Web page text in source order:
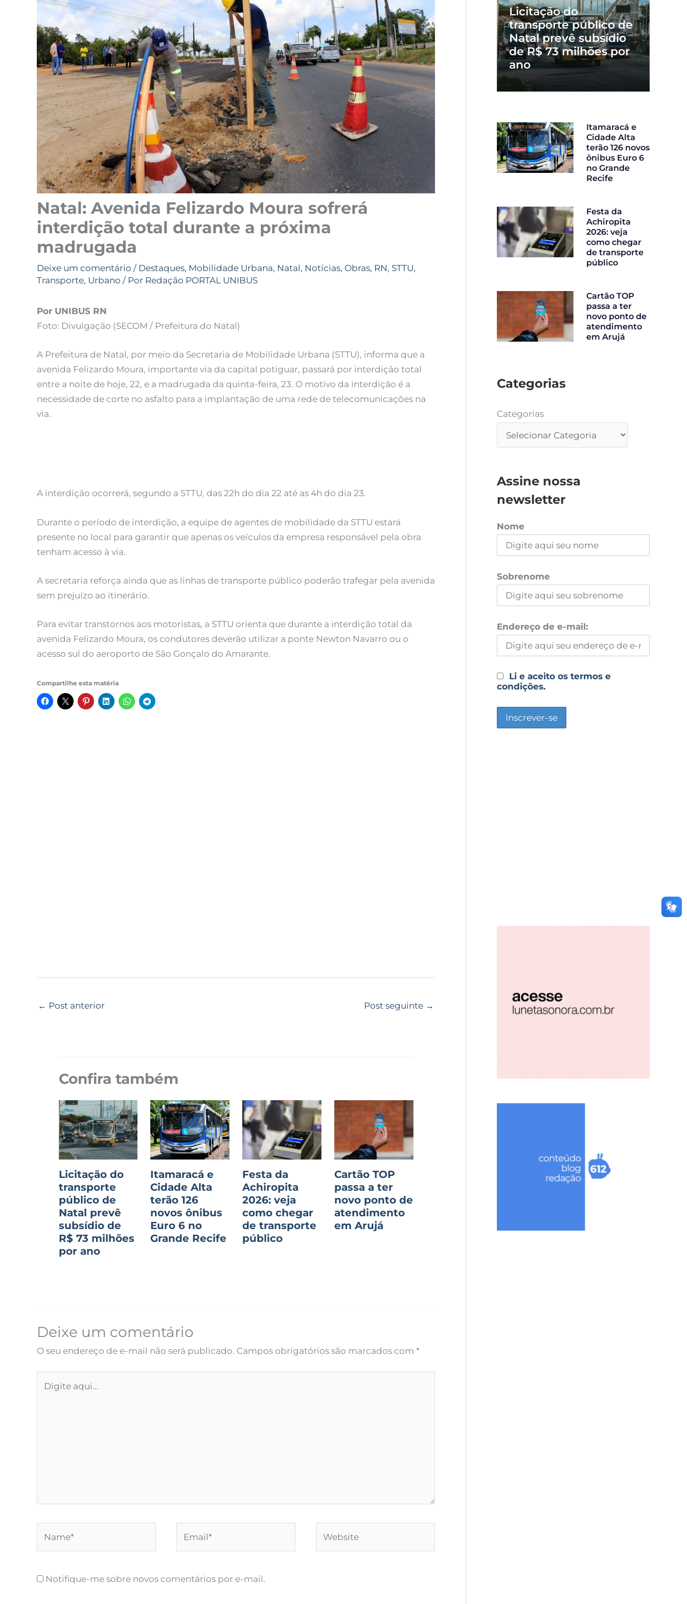
Natal: Avenida Felizardo Moura sofrerá
interdição total durante a próxima
madrugada
Deixe um comentário / Destaques, Mobilidade Urbana, Natal, Notícias, Obras, RN, STTU,
Transporte, Urbano / Por Redação PORTAL UNIBUS
Por UNIBUS RN
Foto: Divulgação (SECOM / Prefeitura do Natal)
A Prefeitura de Natal, por meio da Secretaria de Mobilidade Urbana (STTU), informa que a
avenida Felizardo Moura, importante via da capital potiguar, passará por interdição total
entre a noite de hoje, 22, e a madrugada da quinta-feira, 23. O motivo da interdição é a
necessidade de corte no asfalto para a implantação de uma rede de telecomunicações na
via.
A interdição ocorrerá, segundo a STTU, das 22h do dia 22 até as 4h do dia 23.
Durante o período de interdição, a equipe de agentes de mobilidade da STTU estará
presente no local para garantir que apenas os veículos da empresa responsável pela obra
tenham acesso à via.
A secretaria reforça ainda que as linhas de transporte público poderão trafegar pela avenida
sem prejuízo ao itinerário.
Para evitar transtornos aos motoristas, a STTU orienta que durante a interdição total da
avenida Felizardo Moura, os condutores deverão utilizar a ponte Newton Navarro ou o
acesso sul do aeroporto de São Gonçalo do Amarante.
Compartilhe esta matéria
← Post anterior Post seguinte →
Confira também
Licitação do
transporte
público de
Natal prevê
subsídio de
R$ 73 milhões
por ano
Itamaracá e
Cidade Alta
terão 126
novos ônibus
Euro 6 no
Grande Recife
Festa da
Achiropita
2026: veja
como chegar
de transporte
público
Cartão TOP
passa a ter
novo ponto de
atendimento
em Arujá
Deixe um comentário
O seu endereço de e-mail não será publicado. Campos obrigatórios são marcados com *
aqui...
Notifique-me sobre novos comentários por e-mail.
Licitação do
transporte público de
Natal prevê subsídio
de R$ 73 milhões por
ano
Itamaracá e
Cidade Alta
terão 126 novos
ônibus Euro 6
no Grande
Recife
Festa da
Achiropita
2026: veja
como chegar
de transporte
público
Cartão TOP
passa a ter
novo ponto de
atendimento
em Arujá
Categorias
Categorias
Assine nossa
newsletter
Nome
Sobrenome
Endereço de e-mail:
Li e aceito os termos e
condições.